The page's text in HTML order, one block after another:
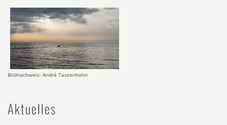
Bildnachweis: André Tautenhahn
Aktuelles